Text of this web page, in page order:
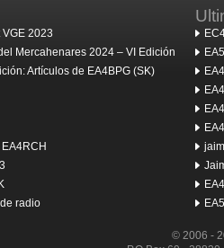
2023
Mercahenares 2024 – VI Edición
Artículos de EA4BPG (SK)
radio
© 2006 -